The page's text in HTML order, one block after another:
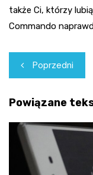
także Ci, którzy
Commando
wpisu
Poprzedni
Powiązane